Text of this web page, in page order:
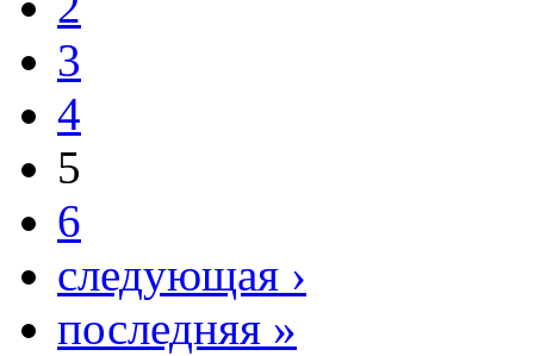
3
4
5
6
следующая ›
последняя »